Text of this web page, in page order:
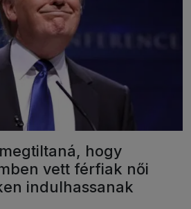
hogy
vett férfiak női
indulhassanak